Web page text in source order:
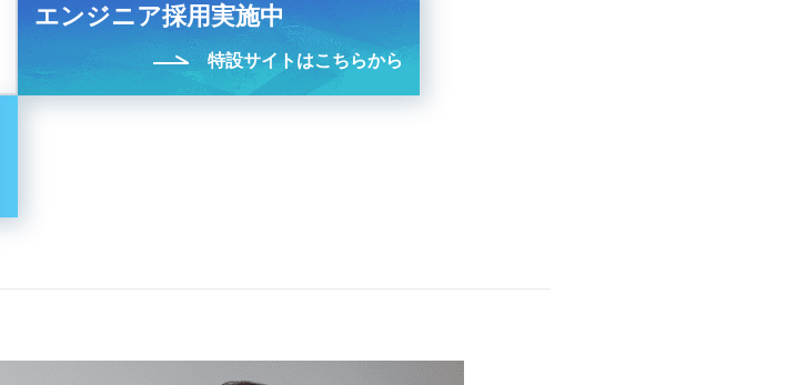
エンジニア採用実施中
特設サイトはこちらから